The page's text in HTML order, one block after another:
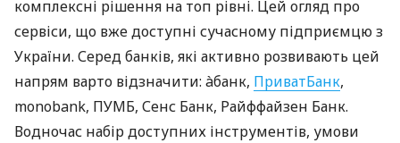
комплексні рішення на топ рівні. Цей огляд про
сервіси, що вже доступні сучасному підприємцю з
України. Серед банків, які активно розвивають цей
напрям варто відзначити: àбанк, ПриватБанк,
monobank, ПУМБ, Сенс Банк, Райффайзен Банк.
Водночас набір доступних інструментів, умови